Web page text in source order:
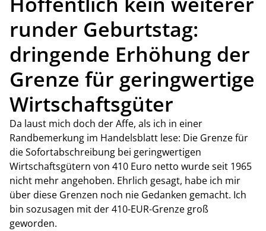
runder Geburtstag:
dringende Erhöhung der
Grenze für geringwertige
Wirtschaftsgüter
Da laust mich doch der Affe, als ich in einer
Randbemerkung im Handelsblatt lese: Die Grenze für
die Sofortabschreibung bei geringwertigen
Wirtschaftsgütern von 410 Euro netto wurde seit 1965
nicht mehr angehoben. Ehrlich gesagt, habe ich mir
über diese Grenzen noch nie Gedanken gemacht. Ich
bin sozusagen mit der 410-EUR-Grenze groß
geworden.